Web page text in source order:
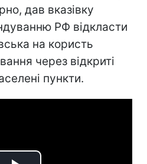
дав вказівку
РФ відкласти
на користь
через відкриті
пункти.